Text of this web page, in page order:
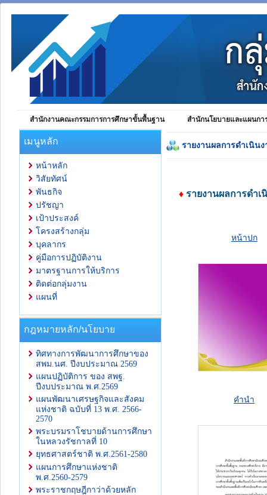
สำนักงานคณะกรรมการการศึกษาขั้นพื้นฐาน สำนักนโยบายและแผนก
เมนูหลัก
หน้าหลัก
วิสัยทัศน์
พันธกิจ
ปรัชญา
เป้าประสงค์
โครงสร้างกลุ่ม
บุคลากร
คู่มือการปฏิบัติงาน
มาตรฐานการให้บริการ
ติดต่อกลุ่มงาน
แผนที่
กฎหมายหลัก/นโยบาย
ทิศทางการพัฒนาการศึกษาของ
สพม.นศ. ปีงบประมาณ 2569
แผนปฏิบัติการ ของ สพฐ.
ปีงบประมาณ พ.ศ.2569
แผนพัฒนาเศรษฐกิจและสังคม
แห่งชาติ ฉบับที่ 13 พ.ศ. 2566-
2570
พระบรมราโชบายด้านการศึกษา
ในหลวงรัชกาลที่ 10
ยุทธศาสตร์ชาติ พ.ศ.2561-2580
แผนการศึกษาแห่งชาติ
พ.ศ.2560-2579
พระราชกฤษฎีกาว่าด้วยหลัก
รายงานผลการดำเนิน
♦ รายงานผลการดำ
หน้าปก
คำนำ